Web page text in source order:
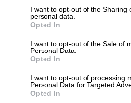
I want to opt-out of the Sharing
personal data.
Opted In
I want to opt-out of the Sale of
Personal Data.
Opted In
I want to opt-out of processing
Personal Data for Targeted
Opted In
OPINIONES
¿La ciudadanía de
consciente del
Por Álvaro Frutos Rosado
Crisis